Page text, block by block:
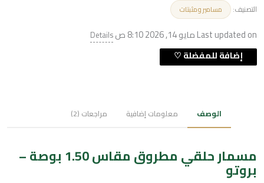
التصنيف:
مسامير ومثبتات
Last updated on مايو 14, 2026 8:10 ص Details
الوصف معلومات إضافية مراجعات (2)
مسمار حلقي مطروق مقاس 1.50 بوصة –
بروتو